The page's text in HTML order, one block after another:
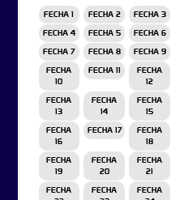
FECHA 1 FECHA 2 FECHA 3
FECHA 4 FECHA 5 FECHA 6
FECHA 7 FECHA 8 FECHA 9
FECHA
10
FECHA 11
FECHA
12
FECHA
13
FECHA
14
FECHA
15
FECHA
16
FECHA 17
FECHA
18
FECHA
19
FECHA
20
FECHA
21
FECHA
FECHA
FECHA